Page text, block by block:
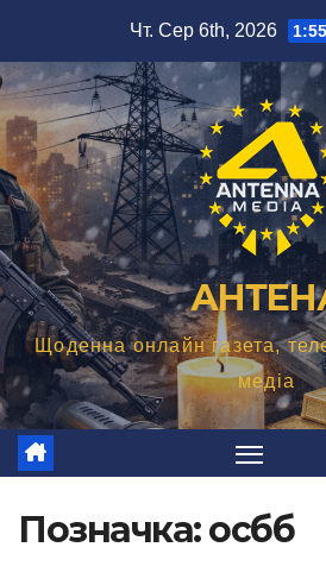
вмісту
Чт. Сер 6th, 2026
Щоденна онлайн газета,
медіа
Позначка:осбб